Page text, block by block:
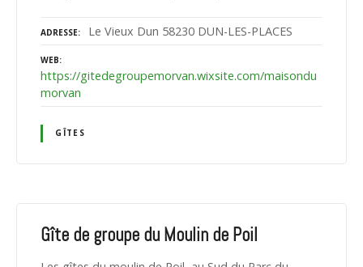
ADRESSE Le Vieux Dun 58230 DUN-LES-PLACES
WEB
https://gitedegroupemorvan.wixsite.com/maisondu
morvan
GÎTES
Gîte de groupe du Moulin de Poil